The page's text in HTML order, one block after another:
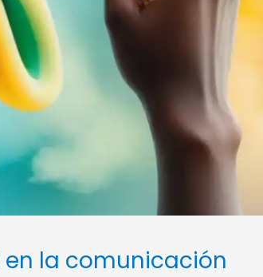
la comunicación